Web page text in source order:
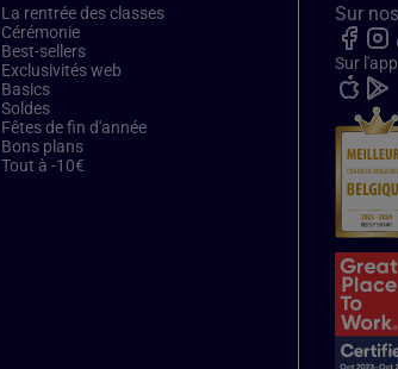
La rentrée des classes
Cérémonie
Best-sellers
Exclusivités web
Basics
Soldes
Fêtes de fin d'année
Bons plans
Tout à -10€
Sur
Sur